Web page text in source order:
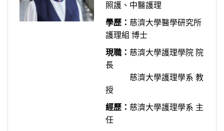
照護、中醫護理
學歷： 慈濟大學醫學研究所
護理組 博士
現職： 慈濟大學護理學院 院
長
慈濟大學護理學系 教
授
經歷： 慈濟大學護理學系 主
任